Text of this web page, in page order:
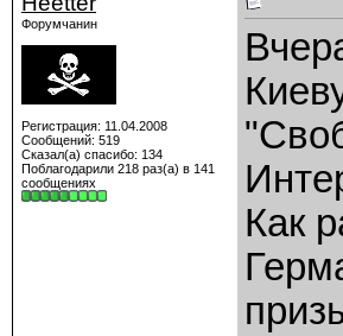
Форумчанин
Регистрация: 11.04.2008
Сообщений: 519
Сказал(а) спасибо: 134
Поблагодарили 218 раз(а) в 141
сообщениях
Как